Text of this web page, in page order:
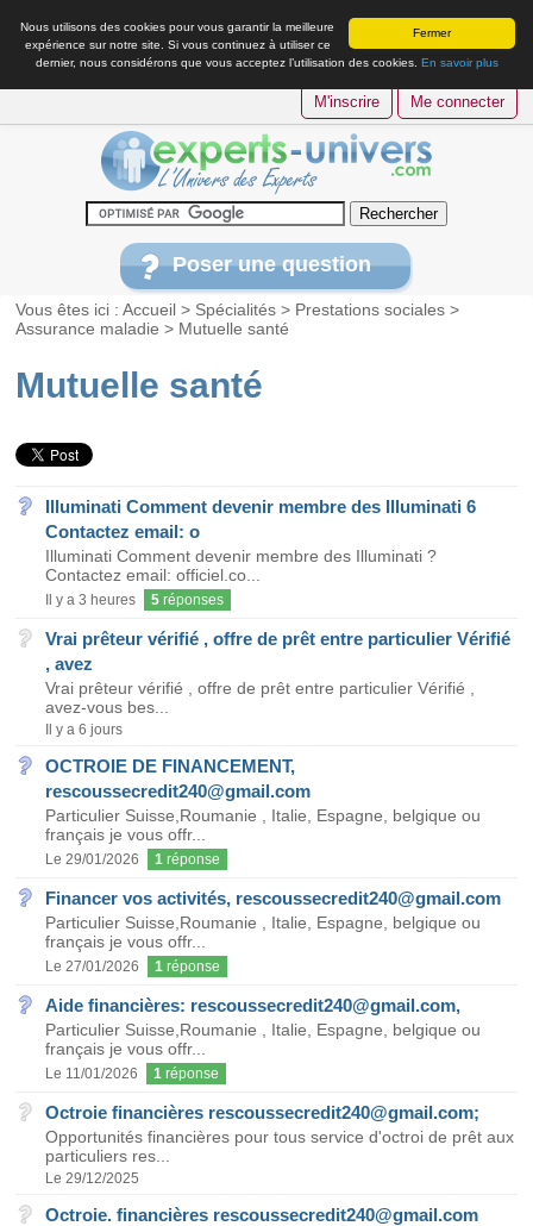
Fermer
Nous utilisons des cookies pour vous garantir la meilleure
expérience sur notre site. Si vous continuez à utiliser ce
dernier, nous considérons que vous acceptez l’utilisation des cookies. En savoir plus
M'inscrire Me connecter
Poser une question
Vous êtes ici :Accueil > Spécialités > Prestations sociales >
Assurance maladie > Mutuelle santé
Mutuelle santé
Illuminati Comment devenir membre des Illuminati 6
Contactez email: o
Illuminati Comment devenir membre des Illuminati ?
Contactez email: officiel.co...
Il y a 3 heures 5 réponses
Vrai prêteur vérifié , offre de prêt entre particulier Vérifié
, avez
Vrai prêteur vérifié , offre de prêt entre particulier Vérifié ,
avez-vous bes...
Il y a 6 jours
OCTROIE DE FINANCEMENT,
rescoussecredit240@gmail.com
Particulier Suisse,Roumanie , Italie, Espagne, belgique ou
français je vous offr...
Le 29/01/2026 1 réponse
Financer vos activités, rescoussecredit240@gmail.com
Particulier Suisse,Roumanie , Italie, Espagne, belgique ou
français je vous offr...
Le 27/01/2026 1 réponse
Aide financières: rescoussecredit240@gmail.com,
Particulier Suisse,Roumanie , Italie, Espagne, belgique ou
français je vous offr...
Le 11/01/2026 1 réponse
Octroie financières rescoussecredit240@gmail.com;
Opportunités financières pour tous service d'octroi de prêt aux
particuliers res...
Le 29/12/2025
Octroie. financières rescoussecredit240@gmail.com